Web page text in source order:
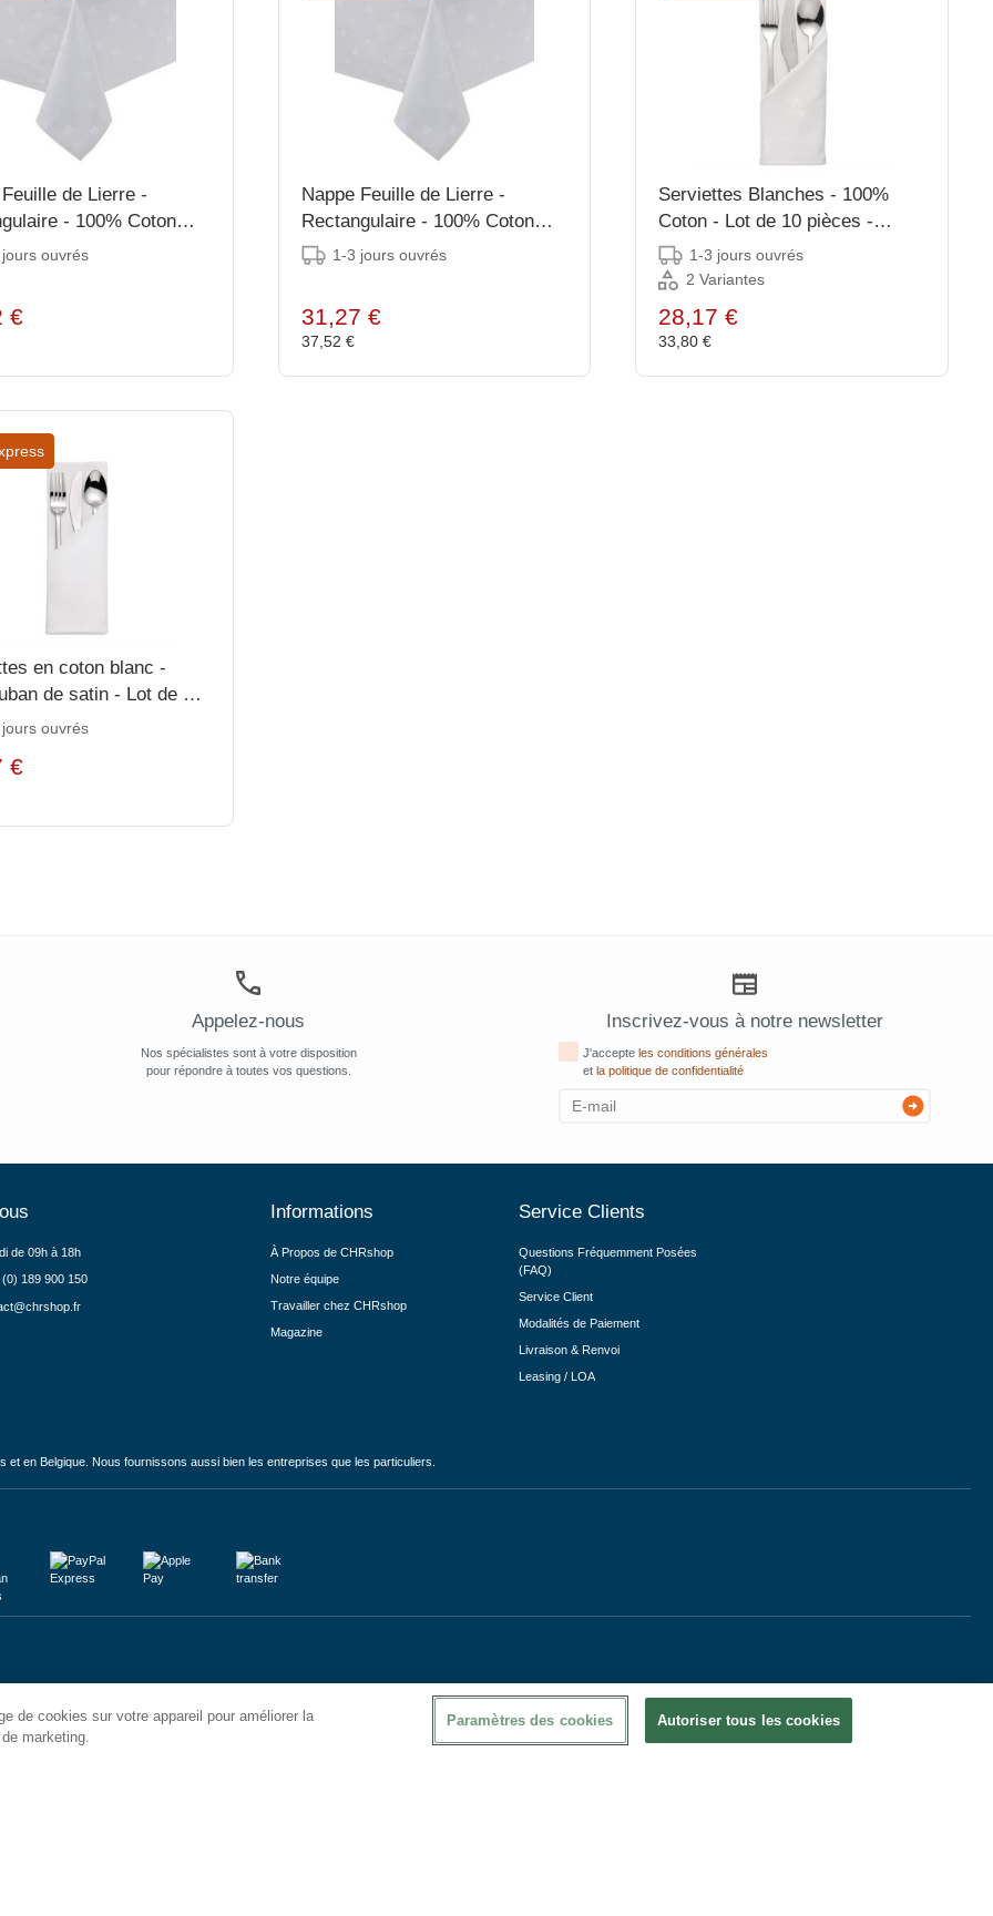
- 100% Coton
en 2 Tailles
ouvrés
€
Nappe Feuille de Lierre -
Rectangulaire - 100% Coton
Blanc - Disponibles en 6 Tailles
1-3 jours ouvrés
31,27 €
37,52 €
Serviettes Blanches - 100%
Coton - Lot de 10 pièces -
Disponibles en 2 tailles
1-3 jours ouvrés
2 Variantes
28,17 €
33,80 €
en coton blanc -
de satin - Lot de 10
Dimensions : 55(l) x
ouvrés
€
Appelez-nous
Nos spécialistes sont à votre disposition
pour répondre à toutes vos questions.
Inscrivez-vous à notre newsletter
J'accepteles conditions générales
etla politique de confidentialité
de 09h à 18h
(0) 189 900 150
Informations
À Propos de CHRshop
Notre équipe
Travailler chez CHRshop
Magazine
Service Clients
Questions Fréquemment Posées
(FAQ)
Service Client
Modalités de Paiement
Livraison & Renvoi
Leasing / LOA
en Belgique. Nous fournissons aussi bien les entreprises que les particuliers.
de cookies sur votre appareil pour améliorer la
marketing.
Paramètres des cookies Autoriser tous les cookies